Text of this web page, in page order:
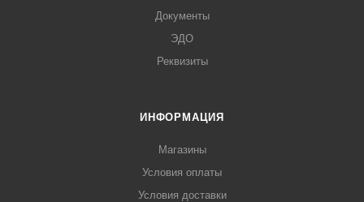
Документы
ЭДО
Реквизиты
ИНФОРМАЦИЯ
Магазины
Условия оплаты
Условия доставки